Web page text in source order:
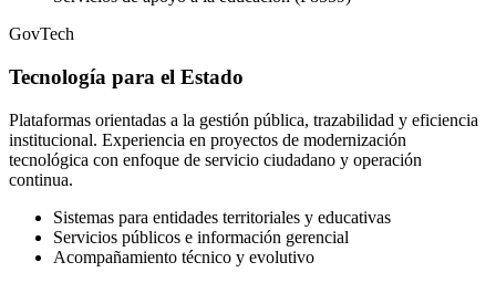
GovTech
Tecnología para el Estado
Plataformas orientadas a la gestión pública, trazabilidad y eficiencia
institucional. Experiencia en proyectos de modernización
tecnológica con enfoque de servicio ciudadano y operación
continua.
Sistemas para entidades territoriales y educativas
Servicios públicos e información gerencial
Acompañamiento técnico y evolutivo